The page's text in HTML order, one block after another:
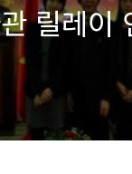
릴레이